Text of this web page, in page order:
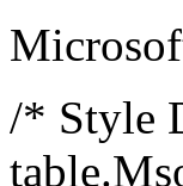
/* Style